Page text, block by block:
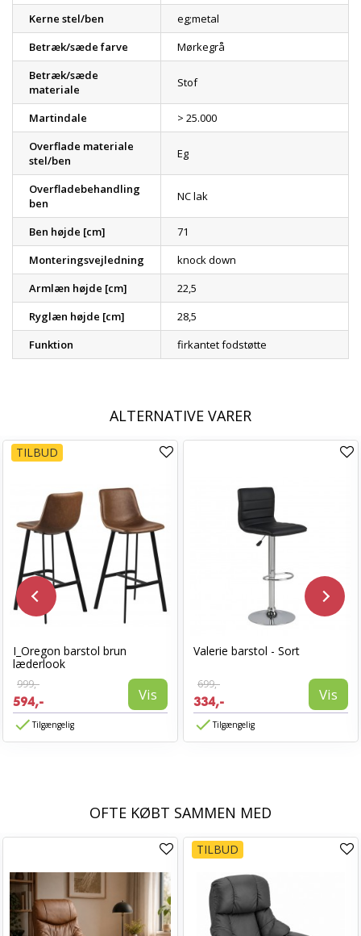
Kerne stel/ben
eg;metal
Betræk/sæde farve
Mørkegrå
Betræk/sæde
materiale
Stof
Martindale
> 25.000
Overflade materiale
stel/ben
Eg
Overfladebehandling
ben
NC lak
Ben højde [cm]
71
Monteringsvejledning
knock down
Armlæn højde [cm]
22,5
Ryglæn højde [cm]
28,5
Funktion
firkantet fodstøtte
ALTERNATIVE VARER
TILBUD
I_Oregon barstol brun
læderlook
999,-
594,- Vis
Tilgængelig
Valerie barstol - Sort
699,-
334,- Vis
Tilgængelig
OFTE KØBT SAMMEN MED
TILBUD